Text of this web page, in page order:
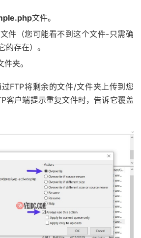
文件。
文件（您可能看不到这个文件-只需确
的存在）。
件夹。
FTP将剩余的文件/文件夹上传到您
客户端提示重复文件时，告诉它覆盖